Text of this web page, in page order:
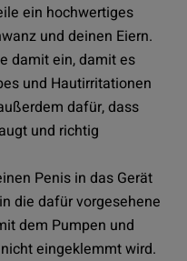
ein hochwertiges
und deinen Eiern.
damit ein, damit es
und Hautirritationen
dafür, dass
und richtig
Penis in das Gerät
die dafür vorgesehene
dem Pumpen und
eingeklemmt wird.